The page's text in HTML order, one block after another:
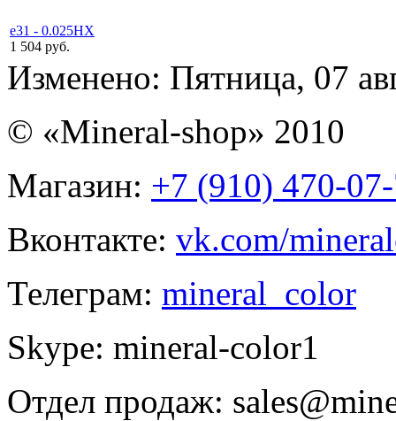
e31 - 0.025HX
1 504 руб.
Изменено: Пятница, 07
© «Mineral-shop» 2010
Магазин: +7 (910) 470-
Вконтакте: vk.com/
Телеграм: mineral_color
Skype: mineral-color1
Отдел продаж: